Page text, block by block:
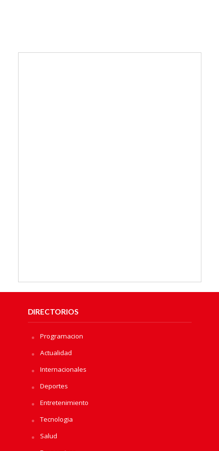
DIRECTORIOS
Programacion
Actualidad
Internacionales
Deportes
Entretenimiento
Tecnologia
Salud